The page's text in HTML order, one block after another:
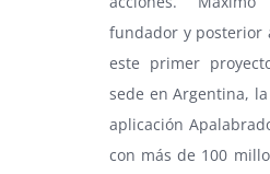
fundador y posterior
este primer
sede en Argentina,
aplicación
con más de 100